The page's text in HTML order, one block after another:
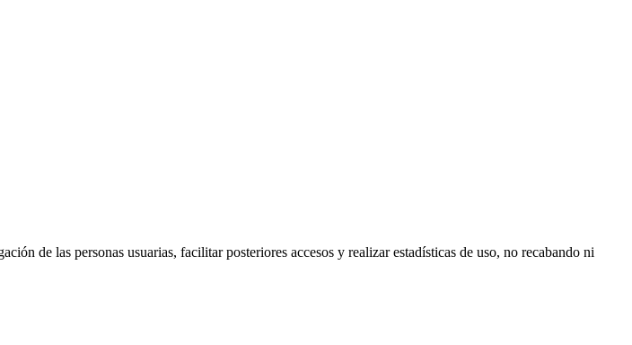
de las personas usuarias, facilitar posteriores accesos y realizar estadísticas de uso, no recabando ni